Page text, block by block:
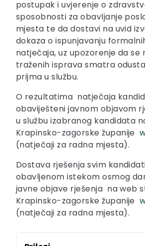
postupak i uvjerenje o
sposobnosti za obavljanje
mjesta te da dostavi na uvid
dokaza o ispunjavanju
natječaja, uz upozorenje da se
traženih isprava smatra
prijma u službu.
O rezultatima natječaja
obaviješteni javnom objavom
u službu izabranog kandidata
Krapinsko-zagorske županije
(natječaji za radna mjesta).
Dostava rješenja svim
obavljenom istekom osmog
javne objave rješenja na web
Krapinsko-zagorske županije
(natječaji za radna mjesta).